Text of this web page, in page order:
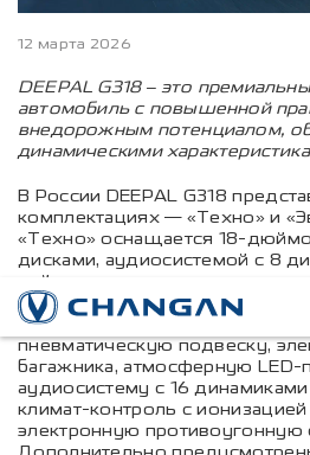
12 марта 2026
DEEPAL G318 – это
автомобиль с повышенной
внедорожным потенциалом,
динамическими
В России DEEPAL G318
комплектациях — «Техно» и
«Техно» оснащается 18-
дисками, аудиосистемой с 8
рейлингами на крыше и
Топовая комплектация
дюймовые колесные диски,
пневматическую подвеску,
багажника, атмосферную LED-
аудиосистему с 16
климат-контроль с
электронную противоугонную